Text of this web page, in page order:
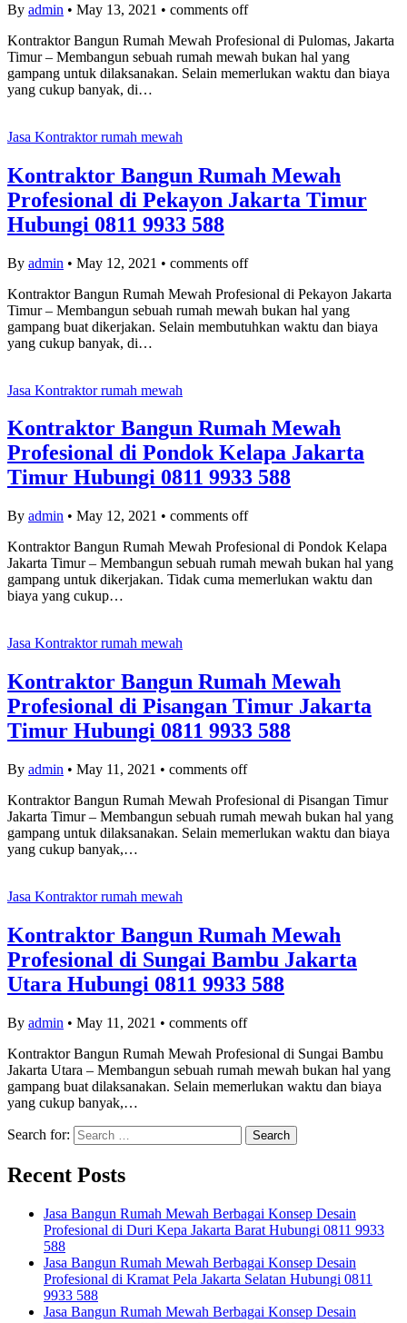
By admin • May 13, 2021 • comments off
Kontraktor Bangun Rumah Mewah Profesional di Pulomas, Jakarta
Timur – Membangun sebuah rumah mewah bukan hal yang
gampang untuk dilaksanakan. Selain memerlukan waktu dan biaya
yang cukup banyak, di…
Jasa Kontraktor rumah mewah
Kontraktor Bangun Rumah Mewah
Profesional di Pekayon Jakarta Timur
Hubungi 0811 9933 588
By admin • May 12, 2021 • comments off
Kontraktor Bangun Rumah Mewah Profesional di Pekayon Jakarta
Timur – Membangun sebuah rumah mewah bukan hal yang
gampang buat dikerjakan. Selain membutuhkan waktu dan biaya
yang cukup banyak, di…
Jasa Kontraktor rumah mewah
Kontraktor Bangun Rumah Mewah
Profesional di Pondok Kelapa Jakarta
Timur Hubungi 0811 9933 588
By admin • May 12, 2021 • comments off
Kontraktor Bangun Rumah Mewah Profesional di Pondok Kelapa
Jakarta Timur – Membangun sebuah rumah mewah bukan hal yang
gampang untuk dikerjakan. Tidak cuma memerlukan waktu dan
biaya yang cukup…
Jasa Kontraktor rumah mewah
Kontraktor Bangun Rumah Mewah
Profesional di Pisangan Timur Jakarta
Timur Hubungi 0811 9933 588
By admin • May 11, 2021 • comments off
Kontraktor Bangun Rumah Mewah Profesional di Pisangan Timur
Jakarta Timur – Membangun sebuah rumah mewah bukan hal yang
gampang untuk dilaksanakan. Selain memerlukan waktu dan biaya
yang cukup banyak,…
Jasa Kontraktor rumah mewah
Kontraktor Bangun Rumah Mewah
Profesional di Sungai Bambu Jakarta
Utara Hubungi 0811 9933 588
By admin • May 11, 2021 • comments off
Kontraktor Bangun Rumah Mewah Profesional di Sungai Bambu
Jakarta Utara – Membangun sebuah rumah mewah bukan hal yang
gampang buat dilaksanakan. Selain memerlukan waktu dan biaya
yang cukup banyak,…
Search for:
Recent Posts
Jasa Bangun Rumah Mewah Berbagai Konsep Desain
Profesional di Duri Kepa Jakarta Barat Hubungi 0811 9933
588
Jasa Bangun Rumah Mewah Berbagai Konsep Desain
Profesional di Kramat Pela Jakarta Selatan Hubungi 0811
9933 588
Jasa Bangun Rumah Mewah Berbagai Konsep Desain